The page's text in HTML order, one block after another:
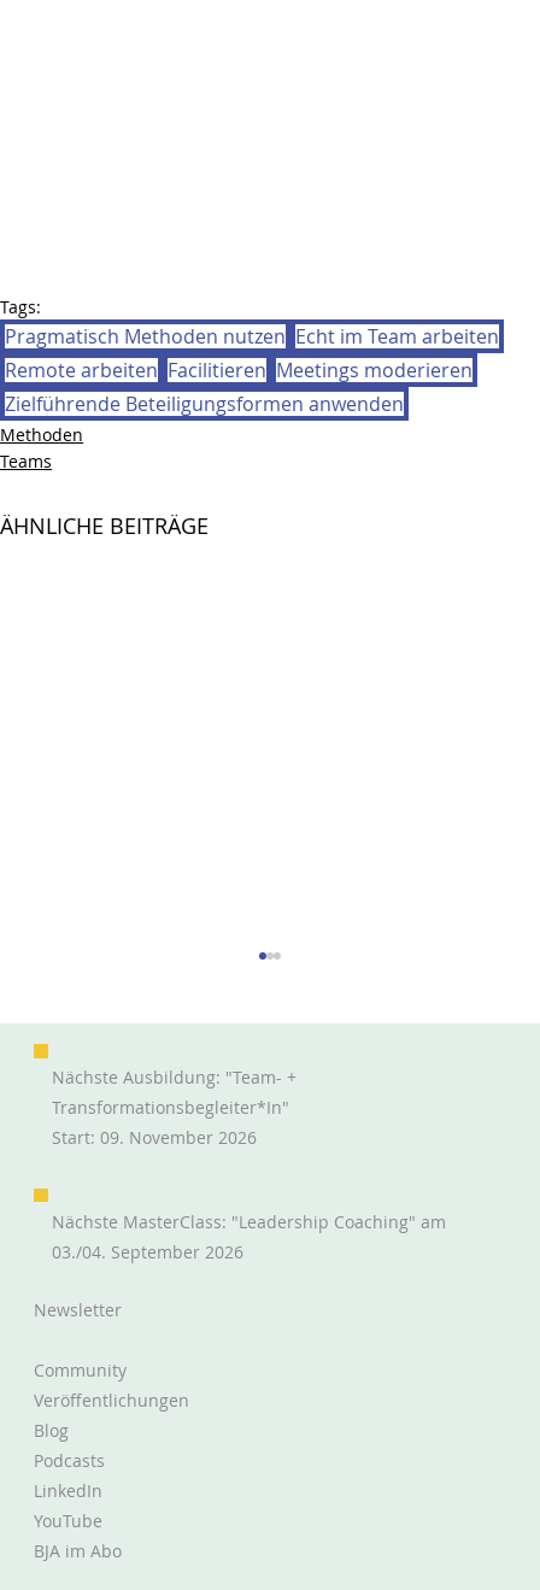
Tags:
Pragmatisch Methoden nutzen Echt im Team arbeiten
Remote arbeiten Facilitieren Meetings moderieren
Zielführende Beteiligungsformen anwenden
Methoden
Teams
ÄHNLICHE BEITRÄGE
Informationen im Unternehmen fließen
lassen
Newsletter
Community
Veröffentlichungen
Blog
Podcasts
LinkedIn
YouTube
BJA im Abo
Nächste Ausbildung: "Team- +
Transformationsbegleiter*in"
Start: 09. November 2026
Nächste MasterClass: "Leadership Coaching" am
03./04. September 2026